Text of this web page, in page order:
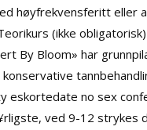
eller
(ikke
By Bloom» har
eskortedate no sex
ved 9-12